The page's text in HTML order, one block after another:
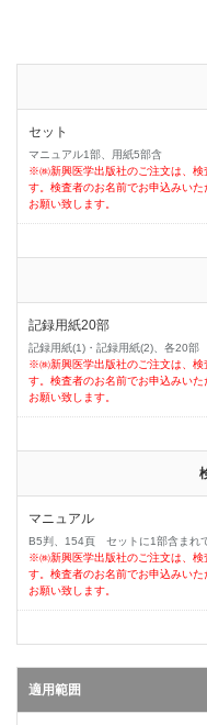
セット
マニュアル1部、用紙5部含
※㈱新興医学出版社のご注文は、検
す。検査者のお名前でお申込みい
お願い致します。
記録用紙20部
記録用紙(1)・記録用紙(2)、各20部
※㈱新興医学出版社のご注文は、検
す。検査者のお名前でお申込みい
お願い致します。
マニュアル
B5判、154頁 セットに1部含まれ
※㈱新興医学出版社のご注文は、検
す。検査者のお名前でお申込みい
お願い致します。
適用範囲